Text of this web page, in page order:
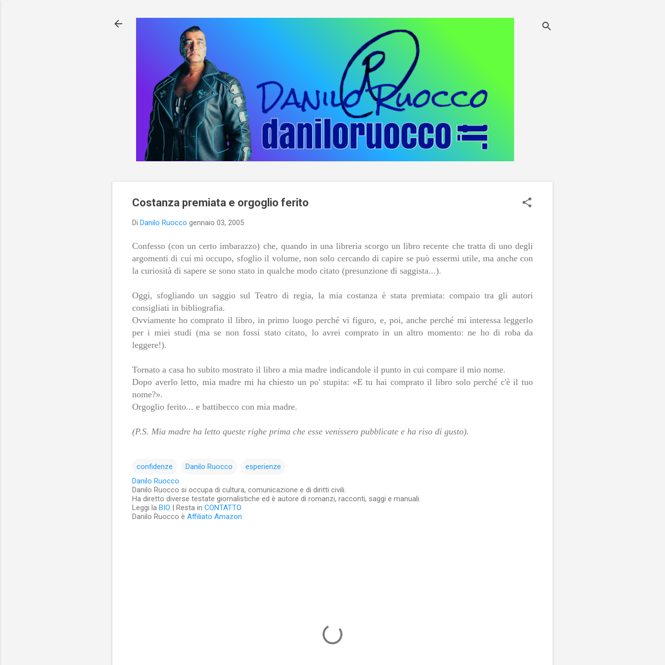
Costanza premiata e orgoglio ferito
Di Danilo Ruocco gennaio 03, 2005
Confesso (con un certo imbarazzo) che, quando in una libreria scorgo un libro recente che tratta di uno degli
argomenti di cui mi occupo, sfoglio il volume, non solo cercando di capire se può essermi utile, ma anche con
la curiosità di sapere se sono stato in qualche modo citato (presunzione di saggista...).
Oggi, sfogliando un saggio sul Teatro di regia, la mia costanza è stata premiata: compaio tra gli autori
consigliati in bibliografia.
Ovviamente ho comprato il libro, in primo luogo perché vi figuro, e, poi, anche perché mi interessa leggerlo
per i miei studi (ma se non fossi stato citato, lo avrei comprato in un altro momento: ne ho di roba da
leggere!).
Tornato a casa ho subito mostrato il libro a mia madre indicandole il punto in cui compare il mio nome.
Dopo averlo letto, mia madre mi ha chiesto un po' stupita: «E tu hai comprato il libro solo perché c'è il tuo
nome?».
Orgoglio ferito... e battibecco con mia madre.
(P.S. Mia madre ha letto queste righe prima che esse venissero pubblicate e ha riso di gusto).
confidenze Danilo Ruocco
esperienze
Danilo Ruocco
Danilo Ruocco si occupa di cultura, comunicazione e di diritti civili.
Ha diretto diverse testate giornalistiche ed è autore di romanzi, racconti, saggi e manuali.
Leggi la BIO | Resta in CONTATTO
Danilo Ruocco è Affiliato Amazon